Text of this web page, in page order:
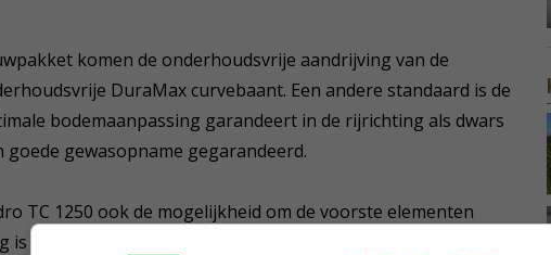
komen de onderhoudsvrije aandrijving van de
DuraMax curvebaant. Een andere standaard is de
bodemaanpassing garandeert in de rijrichting als dwars
gewasopname gegarandeerd.
TC 1250 ook de mogelijkheid om de voorste elementen
met name ideaal voor het exacte heffen en neerlaten op